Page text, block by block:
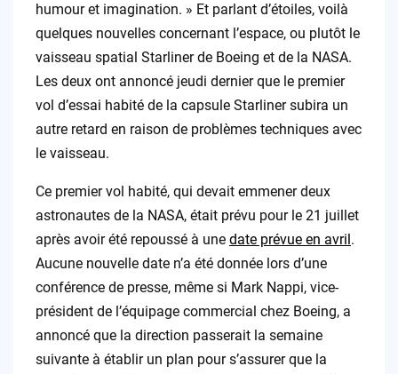
humour et imagination. » Et parlant d’étoiles, voilà
quelques nouvelles concernant l’espace, ou plutôt le
vaisseau spatial Starliner de Boeing et de la NASA.
Les deux ont annoncé jeudi dernier que le premier
vol d’essai habité de la capsule Starliner subira un
autre retard en raison de problèmes techniques avec
le vaisseau.
Ce premier vol habité, qui devait emmener deux
astronautes de la NASA, était prévu pour le 21 juillet
après avoir été repoussé à une date prévue en avril .
Aucune nouvelle date n’a été donnée lors d’une
conférence de presse, même si Mark Nappi, vice-
président de l’équipage commercial chez Boeing, a
annoncé que la direction passerait la semaine
suivante à établir un plan pour s’assurer que la